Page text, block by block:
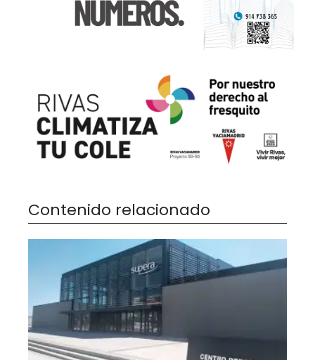
Contenido relacionado